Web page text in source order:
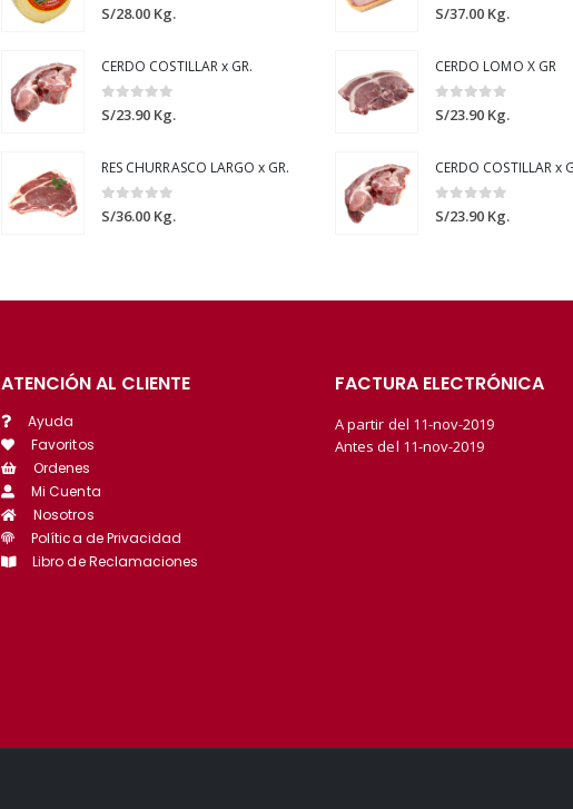
0 out of 5
S/28.00 Kg.
CERDO COSTILLAR x GR.
0 out of 5
S/23.90 Kg.
RES CHURRASCO LARGO x GR.
0 out of 5
S/36.00 Kg.
0 out of 5
S/37.00 Kg.
CERDO LOMO X GR
0 out of 5
S/23.90 Kg.
CERDO COSTILLAR x
0 out of 5
S/23.90 Kg.
ATENCIÓN AL CLIENTE
Ayuda
Favoritos
Ordenes
Mi Cuenta
Nosotros
Política de Privacidad
Libro de Reclamaciones
FACTURA ELECTRÓNICA
A partir del 11-nov-2019
Antes del 11-nov-2019